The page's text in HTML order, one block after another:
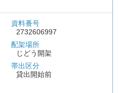
資料番号
2732606997
配架場所
じどう開架
帯出区分
貸出開始前